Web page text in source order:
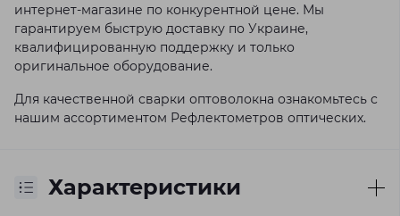
интернет-магазине по конкурентной цене. Мы
гарантируем быструю доставку по Украине,
квалифицированную поддержку и только
оригинальное оборудование.
Для качественной сварки оптоволокна ознакомьтесь с
нашим ассортиментом Рефлектометров оптических.
Характеристики